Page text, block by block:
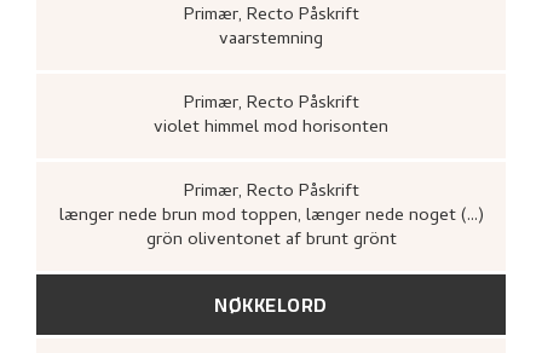
Primær, Recto Påskrift
vaarstemning
Primær, Recto Påskrift
violet himmel mod horisonten
Primær, Recto Påskrift
længer nede brun mod toppen, længer nede noget (...)
grön oliventonet af brunt grönt
NØKKELORD